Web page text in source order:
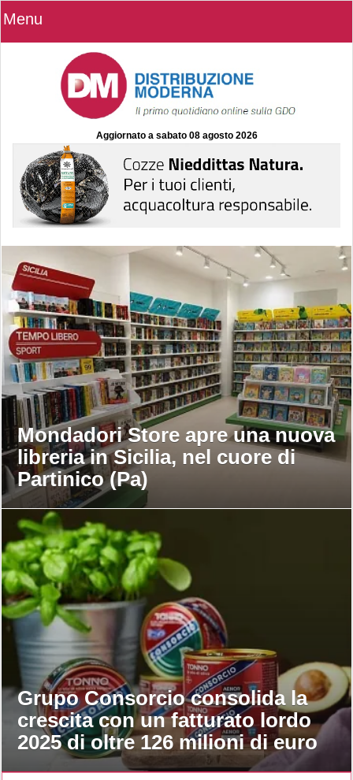
Menu
Aggiornato a sabato 08 agosto 2026
Mondadori Store apre una nuova
libreria in Sicilia, nel cuore di
Partinico (Pa)
Grupo Consorcio consolida la
crescita con un fatturato lordo
2025 di oltre 126 milioni di euro